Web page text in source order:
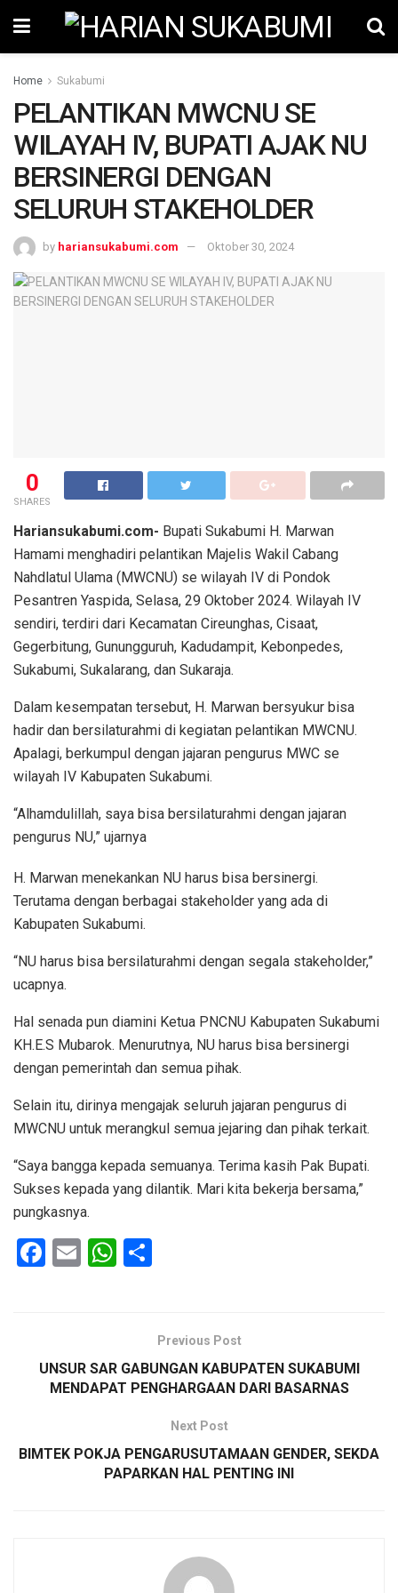
Home Sukabumi
PELANTIKAN MWCNU SE
WILAYAH IV, BUPATI AJAK NU
BERSINERGI DENGAN
SELURUH STAKEHOLDER
by hariansukabumi.com Oktober 30, 2024
0
SHARES
Hariansukabumi.com- Bupati Sukabumi H. Marwan
Hamami menghadiri pelantikan Majelis Wakil Cabang
Nahdlatul Ulama (MWCNU) se wilayah IV di Pondok
Pesantren Yaspida, Selasa, 29 Oktober 2024. Wilayah IV
sendiri, terdiri dari Kecamatan Cireunghas, Cisaat,
Gegerbitung, Gunungguruh, Kadudampit, Kebonpedes,
Sukabumi, Sukalarang, dan Sukaraja.
Dalam kesempatan tersebut, H. Marwan bersyukur bisa
hadir dan bersilaturahmi di kegiatan pelantikan MWCNU.
Apalagi, berkumpul dengan jajaran pengurus MWC se
wilayah IV Kabupaten Sukabumi.
“Alhamdulillah, saya bisa bersilaturahmi dengan jajaran
pengurus NU,” ujarnya
H. Marwan menekankan NU harus bisa bersinergi.
Terutama dengan berbagai stakeholder yang ada di
Kabupaten Sukabumi.
“NU harus bisa bersilaturahmi dengan segala stakeholder,”
ucapnya.
Hal senada pun diamini Ketua PNCNU Kabupaten Sukabumi
KH.E.S Mubarok. Menurutnya, NU harus bisa bersinergi
dengan pemerintah dan semua pihak.
Selain itu, dirinya mengajak seluruh jajaran pengurus di
MWCNU untuk merangkul semua jejaring dan pihak terkait.
“Saya bangga kepada semuanya. Terima kasih Pak Bupati.
Sukses kepada yang dilantik. Mari kita bekerja bersama,”
pungkasnya.
F
o
o
E
W
A
p
ePrevious Post
UNSUR SAR GABUNGAN KABUPATEN SUKABUMI
MENDAPAT PENGHARGAAN DARI BASARNAS
Next Post
BIMTEK POKJA PENGARUSUTAMAAN GENDER, SEKDA
PAPARKAN HAL PENTING INI